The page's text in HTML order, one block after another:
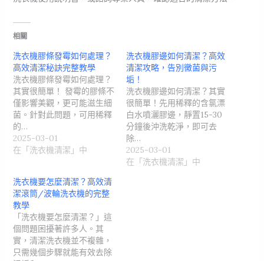
相關
洗衣機膠條發霉如何處理？
高效清潔秘訣完整教學
洗衣機膠條發霉如何處理？
其實很簡單！ 發霉的膠條不
僅影響美觀，更可能滋生細
菌。針對此問題，可用稀釋
的…
2025-03-01
在「洗衣機清潔」中
洗衣機膠邊如何清潔？高效
清潔攻略，告別黴菌與污
垢！
洗衣機膠邊如何清潔？其實
很簡單！先用稀釋的含氯漂
白水噴灑膠邊，靜置15-30
分鐘後沖洗乾淨，即可去
除…
2025-03-01
在「洗衣機清潔」中
洗衣機要怎麼清潔？高效清
潔滾筒/波輪洗衣機的完整
教學
「洗衣機要怎麼清潔？」這
個問題困擾著許多人。其
實，清潔洗衣機並不複雜，
只需幾個步驟就能有效去除